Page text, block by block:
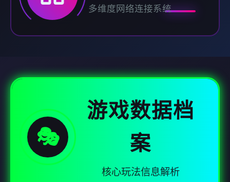
多维度网络连接系统
🎭
游戏数据档
案
核心玩法信息解析